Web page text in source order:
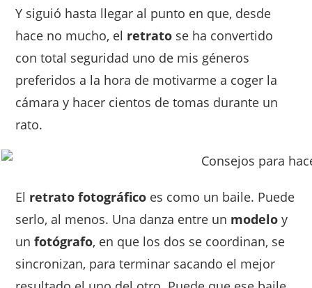
Y siguió hasta llegar al punto en que, desde
hace no mucho, el retrato se ha convertido
con total seguridad uno de mis géneros
preferidos a la hora de motivarme a coger la
cámara y hacer cientos de tomas durante un
rato.
El retrato fotográfico es como un baile. Puede
serlo, al menos. Una danza entre un modeloy
unfotógrafo, en que los dos se coordinan, se
sincronizan, para terminar sacando el mejor